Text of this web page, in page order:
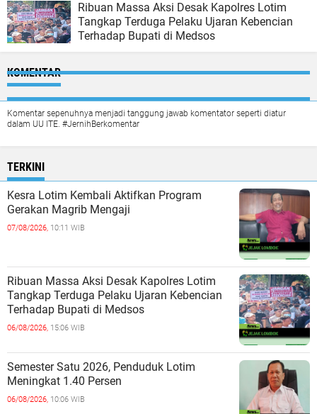
Ribuan Massa Aksi Desak Kapolres Lotim
Tangkap Terduga Pelaku Ujaran Kebencian
Terhadap Bupati di Medsos
KOMENTAR
Komentar sepenuhnya menjadi tanggung jawab komentator seperti diatur
dalam UU ITE. #JernihBerkomentar
TERKINI
Kesra Lotim Kembali Aktifkan Program
Gerakan Magrib Mengaji
07/08/2026, 10:11 WIB
Ribuan Massa Aksi Desak Kapolres Lotim
Tangkap Terduga Pelaku Ujaran Kebencian
Terhadap Bupati di Medsos
06/08/2026, 15:06 WIB
Semester Satu 2026, Penduduk Lotim
Meningkat 1.40 Persen
06/08/2026, 10:06 WIB